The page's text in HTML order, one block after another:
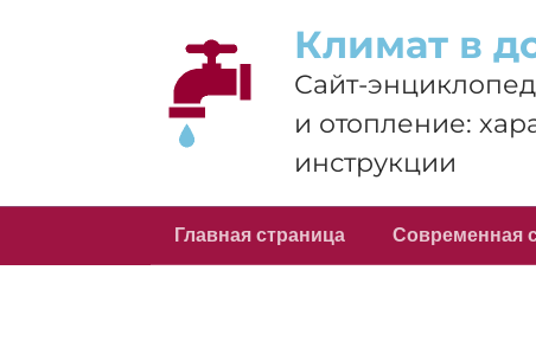
Климат в
Сайт-
и отопление:
инструкции
Главная страница Современная